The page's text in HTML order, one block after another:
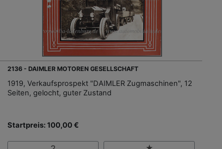
2136 - DAIMLER MOTOREN GESELLSCHAFT
1919, Verkaufsprospekt "DAIMLER Zugmaschinen", 12
Seiten, gelocht, guter Zustand
Startpreis: 100,00 €